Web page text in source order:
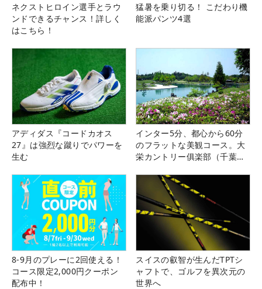
ネクストヒロイン選手とラウ
ンドできるチャンス！詳しく
はこちら！
猛暑を乗り切る！ こだわり機
能派パンツ4選
アディダス『コードカオス
27』は強烈な蹴りでパワーを
生む
インター5分、都心から60分
のフラットな美観コース。大
栄カントリー俱楽部（千葉
8-9月のプレーに2回使える！
コース限定2,000円クーポン
配布中！
スイスの叡智が生んだTPTシ
ャフトで、ゴルフを異次元の
世界へ